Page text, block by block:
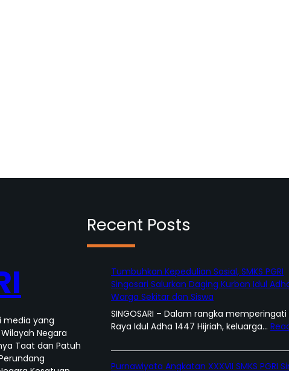
media yang
Negara
Taat dan Patuh
Recent Posts
Tumbuhkan Kepedulian Sosial, SMKS PGRI
Singosari Salurkan Daging Kurban Idul
Warga Sekitar dan Siswa
SINGOSARI – Dalam rangka memperingati
Raya Idul Adha 1447 Hijriah, keluarga…
Purnawiyata Angkatan XXXVII SMKS PGRI